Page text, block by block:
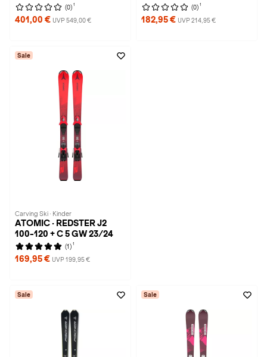
(0) 1
401,00 € UVP 549,00 €
(0) 1
182,95 € UVP 214,95 €
Sale
Carving Ski · Kinder
ATOMIC · REDSTER J2
100-120 + C 5 GW 23/24
(1) 1
169,95 € UVP 199,95 €
Sale Sale